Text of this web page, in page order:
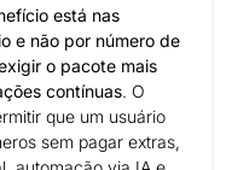
está nas
e não por número de
o pacote mais
contínuas. O
que um usuário
sem pagar extras,